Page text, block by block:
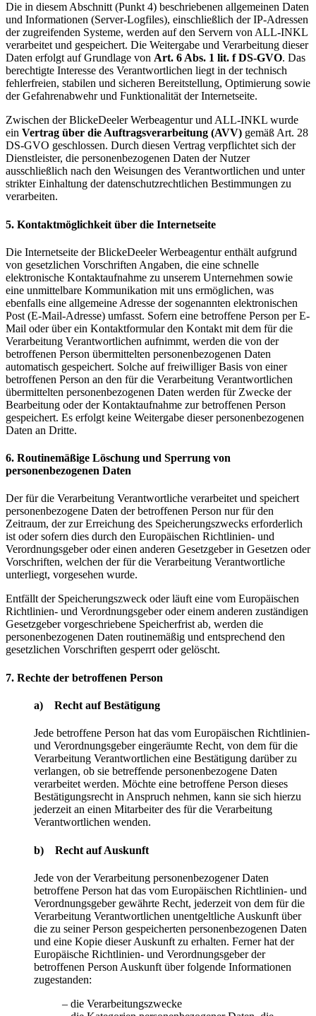
Die in diesem Abschnitt (Punkt 4) beschriebenen allgemeinen Daten
und Informationen (Server-Logfiles), einschließlich der IP-Adressen
der zugreifenden Systeme, werden auf den Servern von ALL-INKL
verarbeitet und gespeichert. Die Weitergabe und Verarbeitung dieser
Daten erfolgt auf Grundlage von Art. 6 Abs. 1 lit. f DS-GVO. Das
berechtigte Interesse des Verantwortlichen liegt in der technisch
fehlerfreien, stabilen und sicheren Bereitstellung, Optimierung sowie
der Gefahrenabwehr und Funktionalität der Internetseite.
Zwischen der BlickeDeeler Werbeagentur und ALL-INKL wurde
ein Vertrag über die Auftragsverarbeitung (AVV) gemäß Art. 28
DS-GVO geschlossen. Durch diesen Vertrag verpflichtet sich der
Dienstleister, die personenbezogenen Daten der Nutzer
ausschließlich nach den Weisungen des Verantwortlichen und unter
strikter Einhaltung der datenschutzrechtlichen Bestimmungen zu
verarbeiten.
5. Kontaktmöglichkeit über die Internetseite
Die Internetseite der BlickeDeeler Werbeagentur enthält aufgrund
von gesetzlichen Vorschriften Angaben, die eine schnelle
elektronische Kontaktaufnahme zu unserem Unternehmen sowie
eine unmittelbare Kommunikation mit uns ermöglichen, was
ebenfalls eine allgemeine Adresse der sogenannten elektronischen
Post (E-Mail-Adresse) umfasst. Sofern eine betroffene Person per E-
Mail oder über ein Kontaktformular den Kontakt mit dem für die
Verarbeitung Verantwortlichen aufnimmt, werden die von der
betroffenen Person übermittelten personenbezogenen Daten
automatisch gespeichert. Solche auf freiwilliger Basis von einer
betroffenen Person an den für die Verarbeitung Verantwortlichen
übermittelten personenbezogenen Daten werden für Zwecke der
Bearbeitung oder der Kontaktaufnahme zur betroffenen Person
gespeichert. Es erfolgt keine Weitergabe dieser personenbezogenen
Daten an Dritte.
6. Routinemäßige Löschung und Sperrung von
personenbezogenen Daten
Der für die Verarbeitung Verantwortliche verarbeitet und speichert
personenbezogene Daten der betroffenen Person nur für den
Zeitraum, der zur Erreichung des Speicherungszwecks erforderlich
ist oder sofern dies durch den Europäischen Richtlinien- und
Verordnungsgeber oder einen anderen Gesetzgeber in Gesetzen oder
Vorschriften, welchen der für die Verarbeitung Verantwortliche
unterliegt, vorgesehen wurde.
Entfällt der Speicherungszweck oder läuft eine vom Europäischen
Richtlinien- und Verordnungsgeber oder einem anderen zuständigen
Gesetzgeber vorgeschriebene Speicherfrist ab, werden die
personenbezogenen Daten routinemäßig und entsprechend den
gesetzlichen Vorschriften gesperrt oder gelöscht.
7. Rechte der betroffenen Person
a) Recht auf Bestätigung
Jede betroffene Person hat das vom Europäischen Richtlinien-
und Verordnungsgeber eingeräumte Recht, von dem für die
Verarbeitung Verantwortlichen eine Bestätigung darüber zu
verlangen, ob sie betreffende personenbezogene Daten
verarbeitet werden. Möchte eine betroffene Person dieses
Bestätigungsrecht in Anspruch nehmen, kann sie sich hierzu
jederzeit an einen Mitarbeiter des für die Verarbeitung
Verantwortlichen wenden.
b) Recht auf Auskunft
Jede von der Verarbeitung personenbezogener Daten
betroffene Person hat das vom Europäischen Richtlinien- und
Verordnungsgeber gewährte Recht, jederzeit von dem für die
Verarbeitung Verantwortlichen unentgeltliche Auskunft über
die zu seiner Person gespeicherten personenbezogenen Daten
und eine Kopie dieser Auskunft zu erhalten. Ferner hat der
Europäische Richtlinien- und Verordnungsgeber der
betroffenen Person Auskunft über folgende Informationen
zugestanden:
– die Verarbeitungszwecke